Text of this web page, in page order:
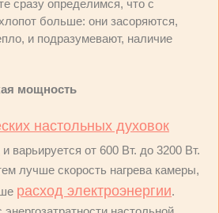
сразу определимся, что с
больше: они засоряются,
и подразумевают, наличие
мощность
настольных духовок
и варьируется от 600 Вт. до 3200 Вт.
лучше скорость нагрева камеры,
расход электроэнергии.